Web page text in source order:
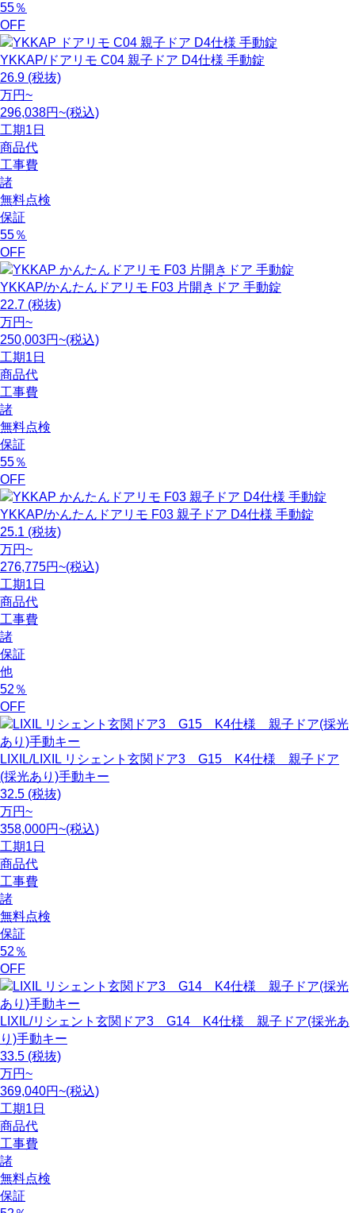
55％
OFF
YKKAP/ドアリモ C04 親子ドア D4仕様 手動錠
26.9 (税抜)
万円~
296,038円~(税込)
工期1日
商品代
工事費
諸
無料点検
保証
55％
OFF
YKKAP/かんたんドアリモ F03 片開きドア 手動錠
22.7 (税抜)
万円~
250,003円~(税込)
工期1日
商品代
工事費
諸
無料点検
保証
55％
OFF
YKKAP/かんたんドアリモ F03 親子ドア D4仕様 手動錠
25.1 (税抜)
万円~
276,775円~(税込)
工期1日
商品代
工事費
諸
保証
他
52 ％
OFF
LIXIL/LIXIL リシェント玄関ドア3 G15 K4仕様 親子ドア
(採光あり)手動キー
32.5 (税抜)
万円~
358,000円~(税込)
工期1日
商品代
工事費
諸
無料点検
保証
52 ％
OFF
LIXIL/リシェント玄関ドア3 G14 K4仕様 親子ドア(採光あ
り)手動キー
33.5 (税抜)
万円~
369,040円~(税込)
工期1日
商品代
工事費
諸
無料点検
保証